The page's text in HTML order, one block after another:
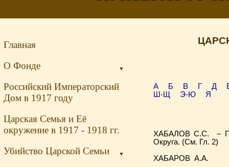
Главная
▼
О Фонде
Российский Императорский
Дом в 1917 году
Царская Семья и Её
окружение в 1917 - 1918 гг.
▼
Убийство Царской Семьи
А Б В Г Д
Ш-Щ
Э-Ю Я
ХАБАЛОВ С.С. –
Округа. (См. Гл. 2)
ХАБАРОВ А.А.